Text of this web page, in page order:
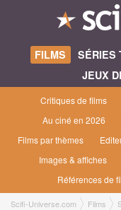
FILMS SÉRIES
JEUX
Critiques de films
Au ciné en 2026
Films par thèmes
Images & affiches
Références de
Scifi-Universe.com Films